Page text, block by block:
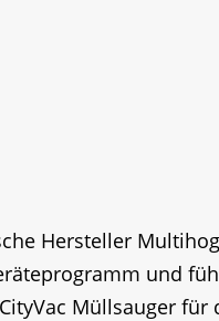
Hersteller
und
Müllsauger für